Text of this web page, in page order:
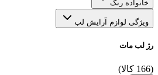
خانواده رنگ
ویژگی لوازم آرایش لب
رژ لب مات
(
166 کالا)